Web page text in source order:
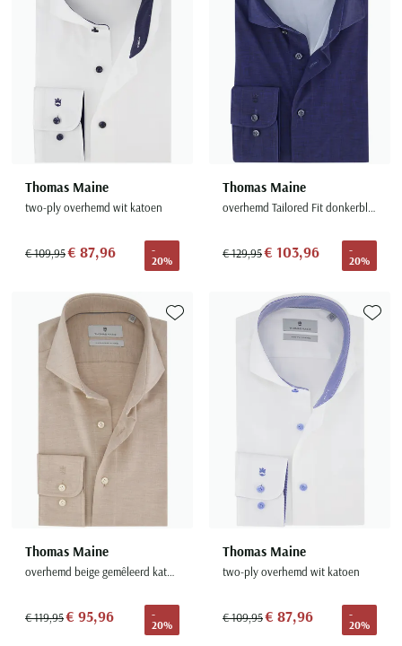
Thomas Maine
two-ply overhemd wit katoen
€ 109,95€ 87,96
-
20%
Thomas Maine
overhemd Tailored Fit donkerblauw
€ 129,95€ 103,96
-
20%
Thomas Maine
overhemd beige gemêleerd katoen
€ 119,95€ 95,96
-
20%
Toevoegen aan favorieten
Thomas Maine
two-ply overhemd wit katoen
€ 109,95€ 87,96
-
20%